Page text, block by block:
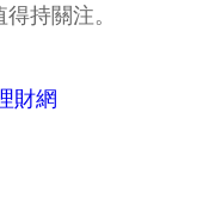
持關注。
財網